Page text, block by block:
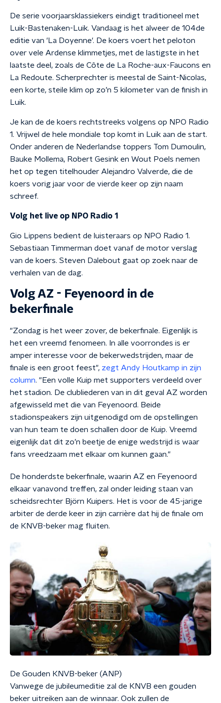
De serie voorjaarsklassiekers eindigt traditioneel met
Luik-Bastenaken-Luik. Vandaag is het alweer de 104de
editie van 'La Doyenne'. De koers voert het peloton
over vele Ardense klimmetjes, met de lastigste in het
laatste deel, zoals de Côte de La Roche-aux-Faucons en
La Redoute. Scherprechter is meestal de Saint-Nicolas,
een korte, steile klim op zo’n 5 kilometer van de finish in
Luik.
Je kan de de koers rechtstreeks volgens op NPO Radio
1. Vrijwel de hele mondiale top komt in Luik aan de start.
Onder anderen de Nederlandse toppers Tom Dumoulin,
Bauke Mollema, Robert Gesink en Wout Poels nemen
het op tegen titelhouder Alejandro Valverde, die de
koers vorig jaar voor de vierde keer op zijn naam
schreef.
Volg het live op NPO Radio 1
Gio Lippens bedient de luisteraars op NPO Radio 1.
Sebastiaan Timmerman doet vanaf de motor verslag
van de koers. Steven Dalebout gaat op zoek naar de
verhalen van de dag.
Volg AZ - Feyenoord in de
bekerfinale
"Zondag is het weer zover, de bekerfinale. Eigenlijk is
het een vreemd fenomeen. In alle voorrondes is er
amper interesse voor de bekerwedstrijden, maar de
finale is een groot feest", zegt Andy Houtkamp in zijn
column. "Een volle Kuip met supporters verdeeld over
het stadion. De clubliederen van in dit geval AZ worden
afgewisseld met die van Feyenoord. Beide
stadionspeakers zijn uitgenodigd om de opstellingen
van hun team te doen schallen door de Kuip. Vreemd
eigenlijk dat dit zo’n beetje de enige wedstrijd is waar
fans vreedzaam met elkaar om kunnen gaan."
De honderdste bekerfinale, waarin AZ en Feyenoord
elkaar vanavond treffen, zal onder leiding staan van
scheidsrechter Björn Kuipers. Het is voor de 45-jarige
arbiter de derde keer in zijn carrière dat hij de finale om
de KNVB-beker mag fluiten.
De Gouden KNVB-beker (ANP)
Vanwege de jubileumeditie zal de KNVB een gouden
beker uitreiken aan de winnaar. Ook zullen de